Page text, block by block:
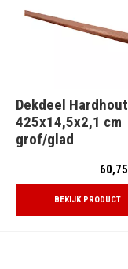
Dekdeel Hardhout
425x14,5x2,1 cm
grof/glad
60,75
BEKIJK PRODUCT